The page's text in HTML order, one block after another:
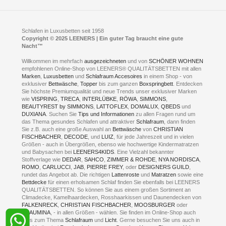
Jobs
Fotoalbum
Kontakt
Neuer Showroom für unsere Onlineartikel.
Kontakt via:WhatsApp
Kontakt via:eMail
mögliche Zeiten für eine Showroom Terminreservierung
MO und DI geschlossen
MI - FR 11 bis 17 Uhr
SA 11 bis 15 Uhr
ONLINEBERATUNG UND TERMIN-
RESERVIERUNG
+49 (0) 2331 408 11
+49 (0) 1633 688 213
Schlafen in Luxusbetten seit 1958
Copyright © 2025 LEENERS | Ein guter Tag braucht eine gute
Nacht™
Willkommen im mehrfachausgezeichnetenund vonSCHÖNER WOHNEN
empfohlenen Online-Shop von LEENERS® QUALITÄTSBETTEN mit allen
Marken Luxusbetten undSchlafraum Accesoires in einem Shop - von
exklusiver Bettwäsche ,Topper bis zum ganzen Boxspringbett . Entdecken
Sie höchste Premiumqualität und neue Trends unser exklusiver Marken
wieVISPRING ,TRECA INTERLÜBKE RÖWA ,SIMMONS
BEAUTYREST by SIMMONS LATTOFLEX DOMALUX ,QBEDS und
DUXIANA . Suchen SieTips und Informationen zu allen Fragen rund um
das Thema gesundes Schlafen und attraktiverSchlafraum , dann finden
Sie z.B. auch eine große Auswahl an Bettwäsche vonCHRISTIAN
FISCHBACHER
DECODE , und LUIZ , für jede Jahreszeit und in vielen
Größen - auch in Übergrößen, ebenso wie hochwertige Kindermatratzen
und Babysachen bei LEENERS4KIDS . Eine Vielzahl bekannter
Stoffverlage wie DEDAR ,SAHCO ,ZIMMER & ROHDE NYA NORDISCA
ROMO ,CARLUCCI ,JAB PIERRE FREY, oder DESIGNERS GUILD
rundet das Angebot ab. Die richtigen Lattenroste und Matratzen sowie eine
Bettdecke für einen erholsamen Schlaf finden Sie ebenfalls bei LEENERS
QUALITÄTSBETTEN. So können Sie aus einem großen Sortiment an
Climadecke, Kamelhaardecken, Rosshaarkissen und Daunendecken von
FALKENRECK ,CHRISTIAN FISCHBACHER MOOSBURGER oder
TRAUMINA , - in allen Größen - wählen. Sie finden im Online-Shop auch
alles zum ThemaSchlafraum und Licht . Gerne besuchen Sie uns auch in